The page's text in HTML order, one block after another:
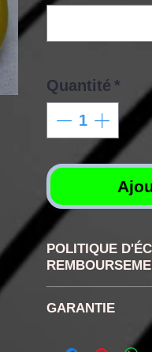
Quantité *
POLITIQUE
disposez
de rétractation
GARANTIE